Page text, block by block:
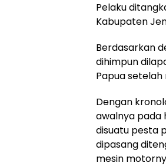
Pelaku
Kabupaten
Berdasarkan
dihimpun
Papua
Dengan
awalnya pada
disuatu pesta
dipasang
mesin